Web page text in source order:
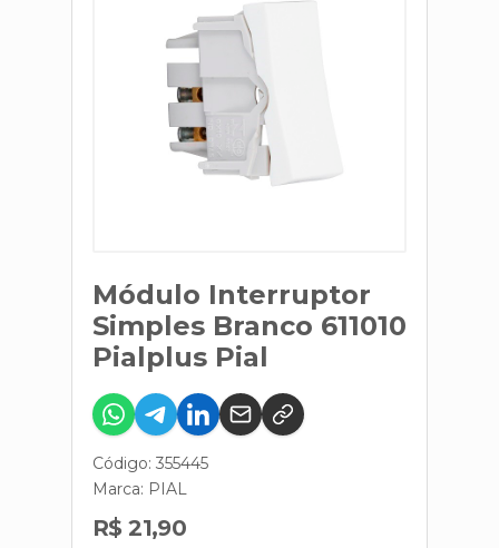
Módulo Interruptor
Simples Branco 611010
Pialplus Pial
Código: 355445
Marca: PIAL
R$ 21,90